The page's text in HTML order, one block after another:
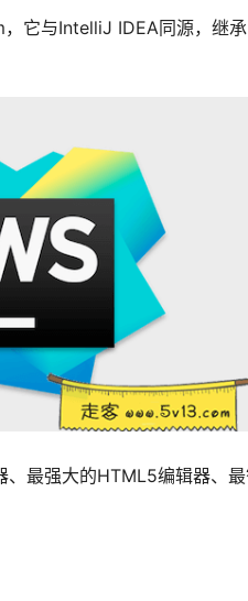
与IntelliJ IDEA同源，继
最强大的HTML5编辑器、